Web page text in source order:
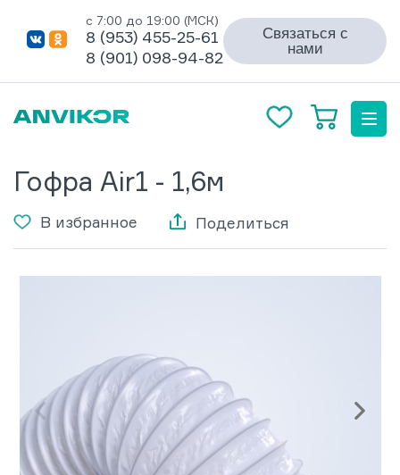
с 7:00 до 19:00 (МСК)
8 (953) 455-25-61
8 (901) 098-94-82
Связаться с
нами
Гофра Air1 - 1,6м
В избранное Поделиться